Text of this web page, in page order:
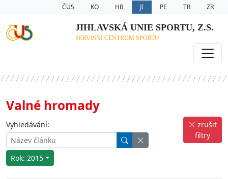
ČUS KO HB JI PE TR ZR
JIHLAVSKÁ UNIE SPORTU, Z.S.
SERVISNÍ CENTRUM SPORTU
Valné hromady
Vyhledávání:
Rok: 2015
zrušit
filtry